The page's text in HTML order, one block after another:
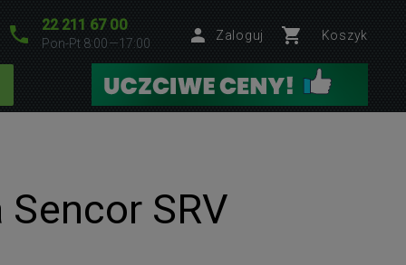
22 211 67 00
Pon-Pt 8:00—17:00
Zaloguj Koszyk
SRV